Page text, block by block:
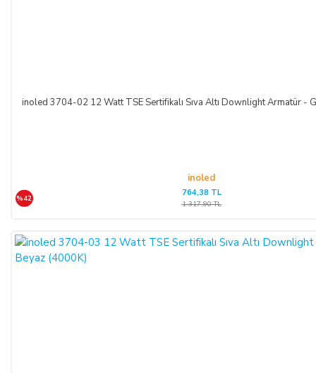
inoled 3704-02 12 Watt TSE Sertifikalı Sıva Altı Downlight Armatür -
inoled
%42
764,38 TL
1.317,90 TL